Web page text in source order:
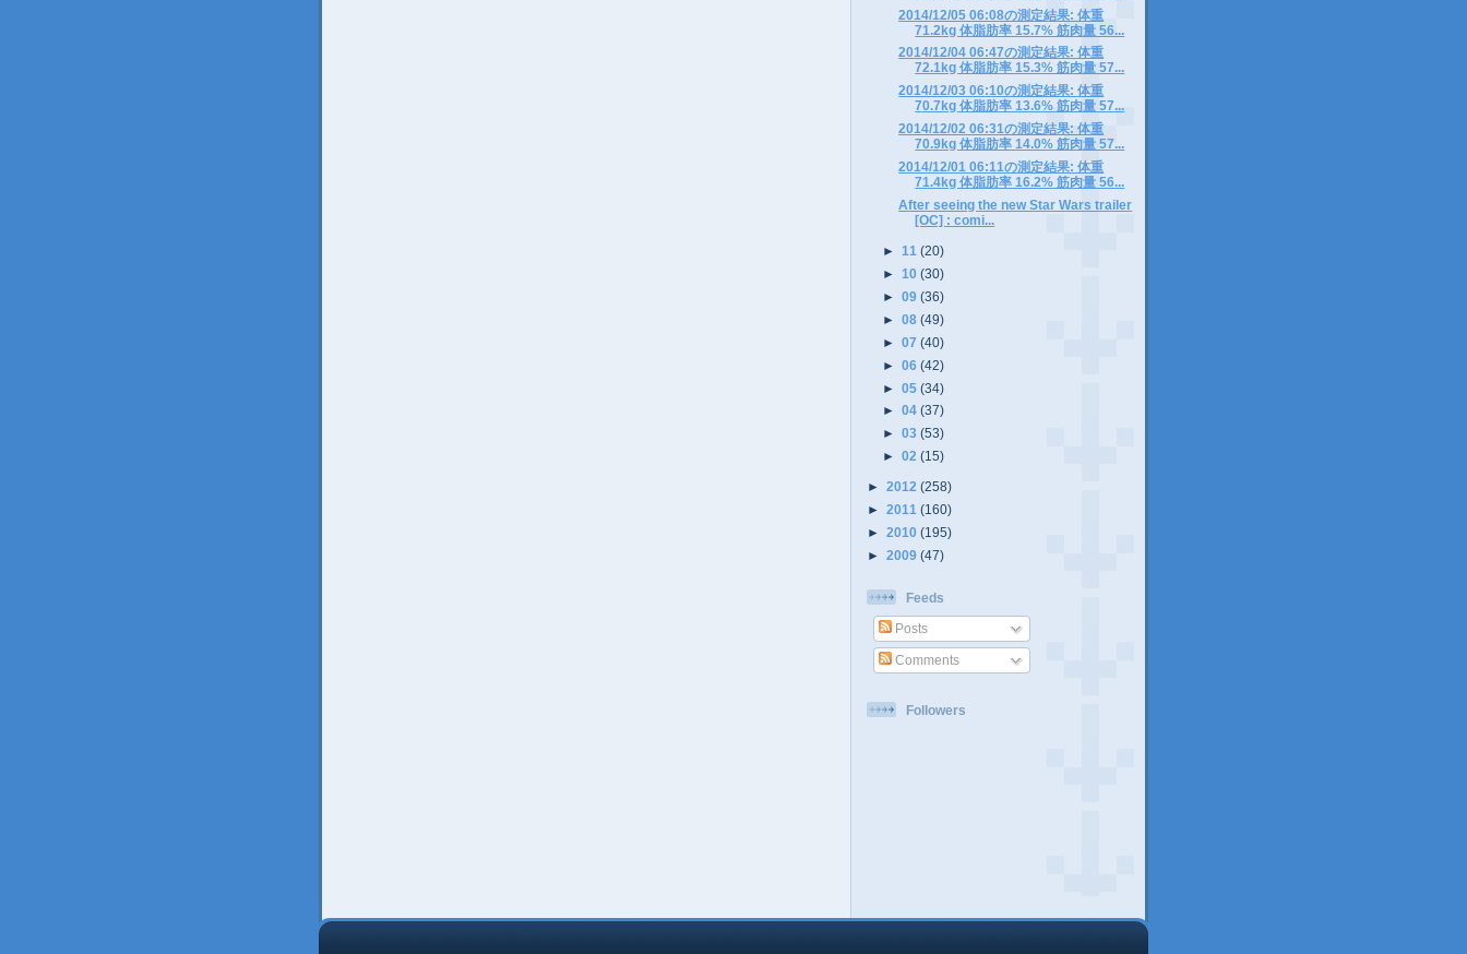
2014/12/05 06:08の測定結果: 体重
71.2kg 体脂肪率 15.7% 筋肉量 56...
2014/12/04 06:47の測定結果: 体重
72.1kg 体脂肪率 15.3% 筋肉量 57...
2014/12/03 06:10の測定結果: 体重
70.7kg 体脂肪率 13.6% 筋肉量 57...
2014/12/02 06:31の測定結果: 体重
70.9kg 体脂肪率 14.0% 筋肉量 57...
2014/12/01 06:11の測定結果: 体重
71.4kg 体脂肪率 16.2% 筋肉量 56...
After seeing the new Star Wars trailer
[OC] : comi...
► 11(20)
► 10(30)
►09(36)
►08(49)
►07(40)
►06(42)
►05(34)
►04(37)
►03(53)
►02(15)
► 2012 (258)
► 2011 (160)
► 2010 (195)
► 2009 (47)
Feeds
Posts
Comments
Followers